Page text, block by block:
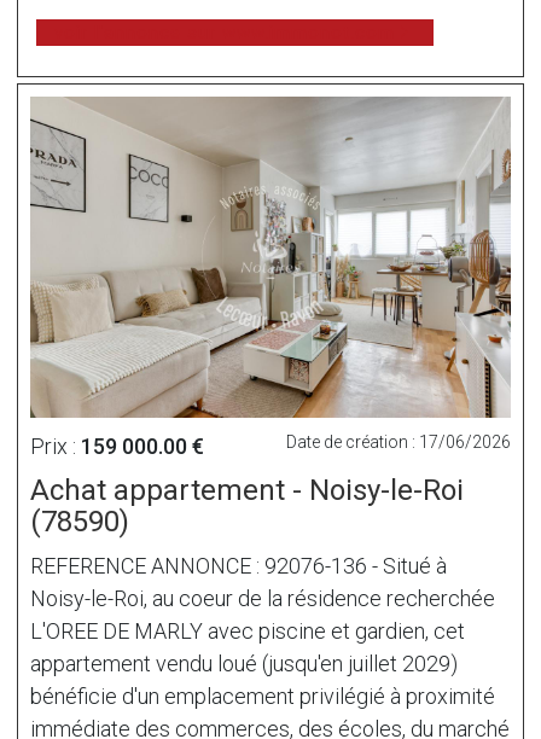
Prix : 159 000.00 € Date de création : 17/06/2026
Achat appartement - Noisy-le-Roi
(78590)
REFERENCE ANNONCE : 92076-136 - Situé à
Noisy-le-Roi, au coeur de la résidence recherchée
L'OREE DE MARLY avec piscine et gardien, cet
appartement vendu loué (jusqu'en juillet 2029)
bénéficie d'un emplacement privilégié à proximité
immédiate des commerces, des écoles, du marché